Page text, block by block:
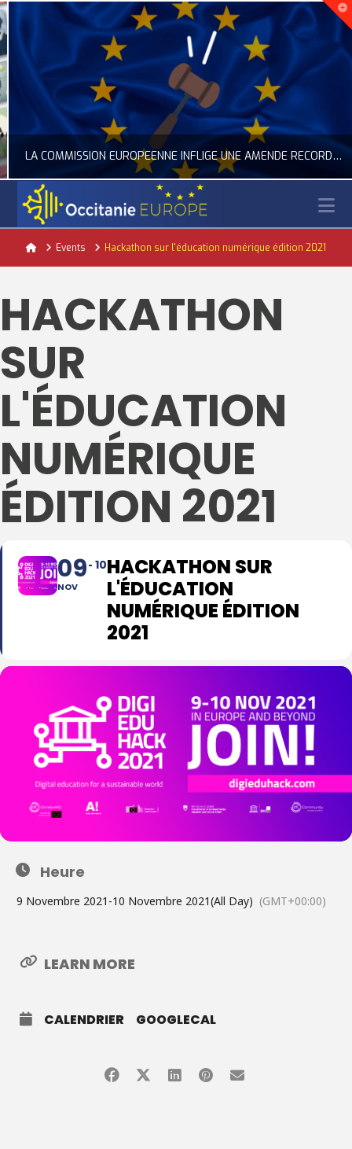
LA COMMISSION EUROPÉENNE INFLIGE UNE AMENDE RECORD À GOOGLE
ACTUALITÉ DE L'UNION EUROPÉENNE, ACTUALITÉ DE LA REPRÉSENTATION D’OCCITANIE EUROPE, NUMÉRIQUE- DIGITAL
JUILLET 24, 2026
HomeEvents Hackathon sur l'éducation numérique édition 2021
HACKATHON
SUR
L'ÉDUCATION
NUMÉRIQUE
ÉDITION 2021
09
NOV
10HACKATHON SUR
L'ÉDUCATION
NUMÉRIQUE ÉDITION
2021
Heure
9 Novembre 2021 -10 Novembre 2021(All Day) (GMT+00:00)
LEARN MORE
CALENDRIER GOOGLECAL